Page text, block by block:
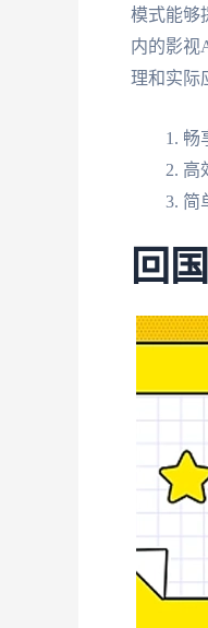
模式能够
内的影视
理和实际
畅
高
简
回